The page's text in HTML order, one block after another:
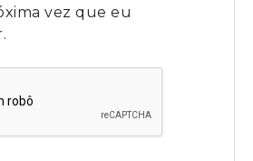
vez que eu